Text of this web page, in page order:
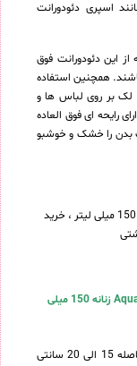
اسپری دئودورانت
از این دئودورانت فوق
همچنین استفاده
لک بر روی لباس ها و
رایحه ای فوق العاده
بالا است و استفاده از آن تا 48 ساعت بدن را خشک و خوشبو
نحوه استفاده از اسپری دئودورانت ایموشن مدل Aqua Kiss زنانه 150 میلی
ابتدا ظرف محصول را بخوبی تکان دهید و سپس با فاصله 15 الی 20 سانتی